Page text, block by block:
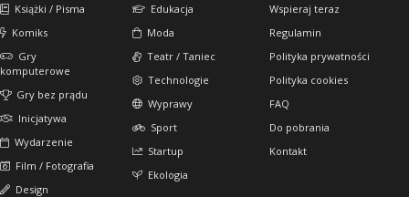
Książki / Pisma
Komiks
Gry
komputerowe
Gry bez prądu
Inicjatywa
Wydarzenie
Film / Fotografia
Design
Edukacja
Moda
Teatr / Taniec
Technologie
Wyprawy
Sport
Startup
Ekologia
Wspieraj teraz
Regulamin
Polityka prywatności
Polityka cookies
FAQ
Do pobrania
Kontakt